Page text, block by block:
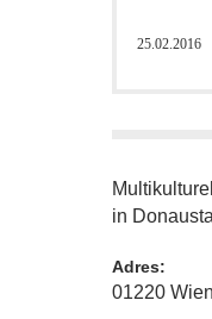
25.02.2016
in
Adres:
01220 Wien